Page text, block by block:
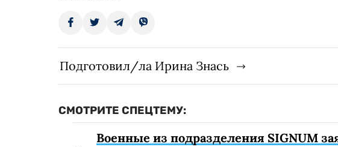
Подготовил/ла Ирина Знась
СМОТРИТЕ СПЕЦТЕМУ:
Военные из подразделения SIGNUM